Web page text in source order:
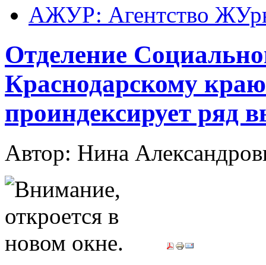
АЖУР: Агентство
Отделение
Краснодарскому
проиндексирует ряд
Автор: Нина